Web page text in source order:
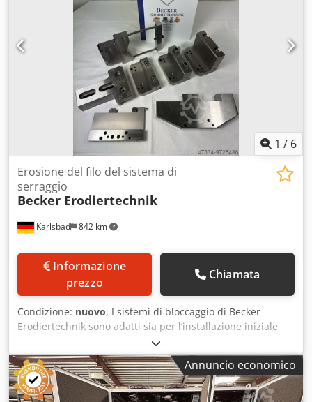
1 / 6
Karlsbad 842 km
Erosione del filo del sistema di
serraggio
Becker Erodiertechnik
prezzo
Chiamata
Condizione: nuovo, I sistemi di bloccaggio di Becker
Erodiertechnik sono adatti sia per l’installazione iniziale
sulle macchine per elettroerosione, sia per ampliare un
sistema esistente. Sia componenti di piccole dimensioni,
come perni o stampi, sia pezzi più grandi, come piastre,
possono essere bloccati in modo rapido e preciso. Dwsdpfx
Annuncio economico